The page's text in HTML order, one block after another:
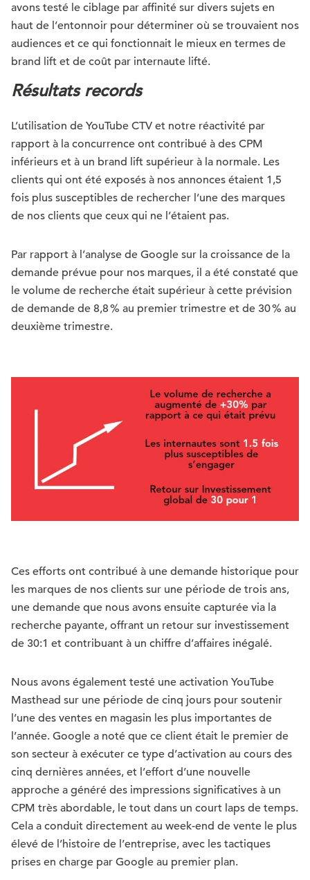
avons testé le ciblage par affinité sur divers sujets en
haut de l’entonnoir pour déterminer où se trouvaient nos
audiences et ce qui fonctionnait le mieux en termes de
brand lift et de coût par internaute lifté.
Résultats records
L’utilisation de YouTube CTV et notre réactivité par
rapport à la concurrence ont contribué à des CPM
inférieurs et à un brand lift supérieur à la normale. Les
clients qui ont été exposés à nos annonces étaient 1,5
fois plus susceptibles de rechercher l’une des marques
de nos clients que ceux qui ne l’étaient pas.
Par rapport à l’analyse de Google sur la croissance de la
demande prévue pour nos marques, il a été constaté que
le volume de recherche était supérieur à cette prévision
de demande de 8,8 % au premier trimestre et de 30 % au
deuxième trimestre.
Ces efforts ont contribué à une demande historique pour
les marques de nos clients sur une période de trois ans,
une demande que nous avons ensuite capturée via la
recherche payante, offrant un retour sur investissement
de 30:1 et contribuant à un chiffre d’affaires inégalé.
Nous avons également testé une activation YouTube
Masthead sur une période de cinq jours pour soutenir
l’une des ventes en magasin les plus importantes de
l’année. Google a noté que ce client était le premier de
son secteur à exécuter ce type d’activation au cours des
cinq dernières années, et l’effort d’une nouvelle
approche a généré des impressions significatives à un
CPM très abordable, le tout dans un court laps de temps.
Cela a conduit directement au week-end de vente le plus
élevé de l’histoire de l’entreprise, avec les tactiques
prises en charge par Google au premier plan.